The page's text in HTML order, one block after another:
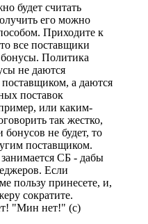
будет считать
его можно
Приходите к
все поставщики
Политика
не даются
а даются
поставок
или каким-
так жестко,
бонусов не будет, то
поставщиком.
СБ - дабы
Если
пользу принесете, и,
сократите.
"Мин нет!" (с)